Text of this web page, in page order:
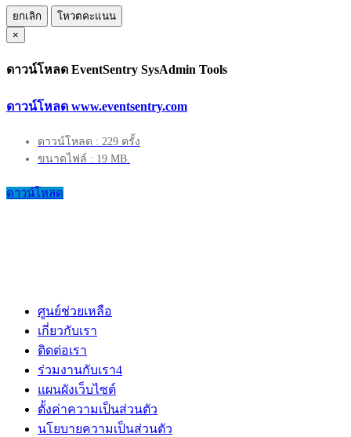
ยกเลิก
โหวตคะแนน
×
ดาวน์โหลด EventSentry SysAdmin Tools
ดาวน์โหลด www.eventsentry.com
ดาวน์โหลด : 229 ครั้ง
ขนาดไฟล์ : 19 MB.
ดาวน์โหลด
ศูนย์ช่วยเหลือ
เกี่ยวกับเรา
ติดต่อเรา
ร่วมงานกับเรา4
แผนผังเว็บไซต์
ตั้งค่าความเป็นส่วนตัว
นโยบายความเป็นส่วนตัว